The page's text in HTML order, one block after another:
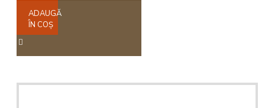
ADAUGĂ
ÎN COŞ